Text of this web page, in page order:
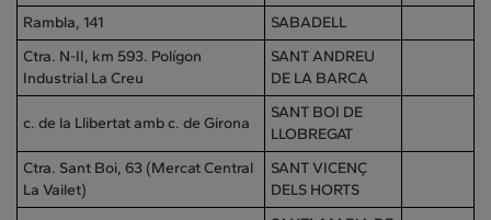
Rambla, 141
SABADELL
Ctra. N-II, km 593. Polígon
Industrial La Creu
SANT ANDREU
DE LA BARCA
c. de la Llibertat amb c. de Girona
SANT BOI DE
LLOBREGAT
Ctra. Sant Boi, 63 (Mercat Central
La Vailet)
SANT VICENÇ
DELS HORTS